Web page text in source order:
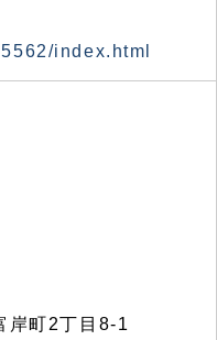
index.html
岸町2丁目 8-1